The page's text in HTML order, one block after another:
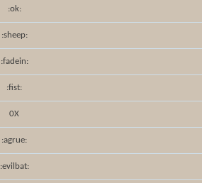
:ok:
:sheep:
:fadein:
:fist:
0X
:agrue:
:evilbat: